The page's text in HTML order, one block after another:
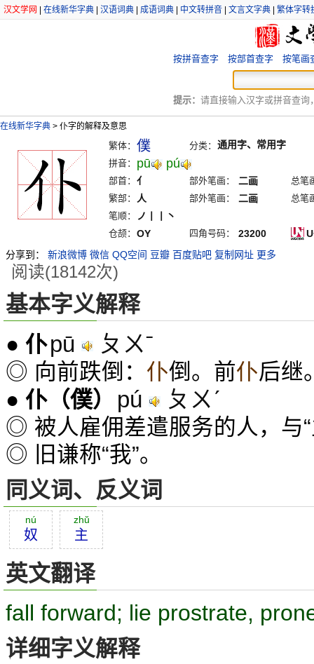
汉文学网 在线新华字典 汉语词典 成语词典 中文转拼音 文言文字典 繁体字转
按拼音查字 按部首查字 按笔画
提示： 请直接输入汉字或拼音查询
在线新华字典 > 仆字的解释及意思
繁体： 僕 分类： 通用字、常用字
拼音： pū pú
部首： 亻 部外笔画： 二画
总笔
繁部：
人 部外笔画： 二画
总笔
笔顺：
ノ丨丨丶
仓颉： OY 四角号码： 23200
分享到：
新浪微博 微信 QQ空间 豆瓣 百度贴吧 复制网址 更多
阅读(18142次)
基本字义解释
● 仆pū ㄆㄨˉ
◎ 向前跌倒： 仆倒。前仆后继
● 仆 （僕） pú ㄆㄨˊ
◎ 被人雇佣差遣服务的人，与“
◎ 旧谦称“我”。
同义词、反义词
nú
奴
zhŭ
主
英文翻译
fall forward; lie prostrate,
详细字义解释